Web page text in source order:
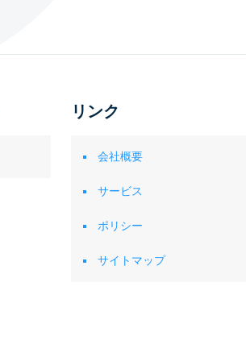
リンク
会社概要
サービス
ポリシー
サイトマップ